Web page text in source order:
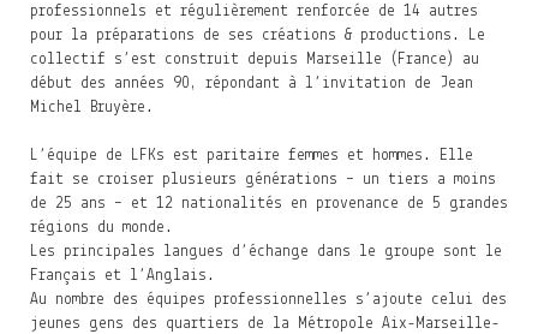
professionnels et régulièrement renforcée de 14 autres
pour la préparations de ses créations & productions. Le
collectif s’est construit depuis Marseille (France) au
début des années 90, répondant à l’invitation de Jean
Michel Bruyère.
L’équipe de LFKs est paritaire femmes et hommes. Elle
fait se croiser plusieurs générations – un tiers a moins
de 25 ans – et 12 nationalités en provenance de 5 grandes
régions du monde.
Les principales langues d’échange dans le groupe sont le
Français et l’Anglais.
Au nombre des équipes professionnelles s’ajoute celui des
jeunes gens des quartiers de la Métropole Aix-Marseille-